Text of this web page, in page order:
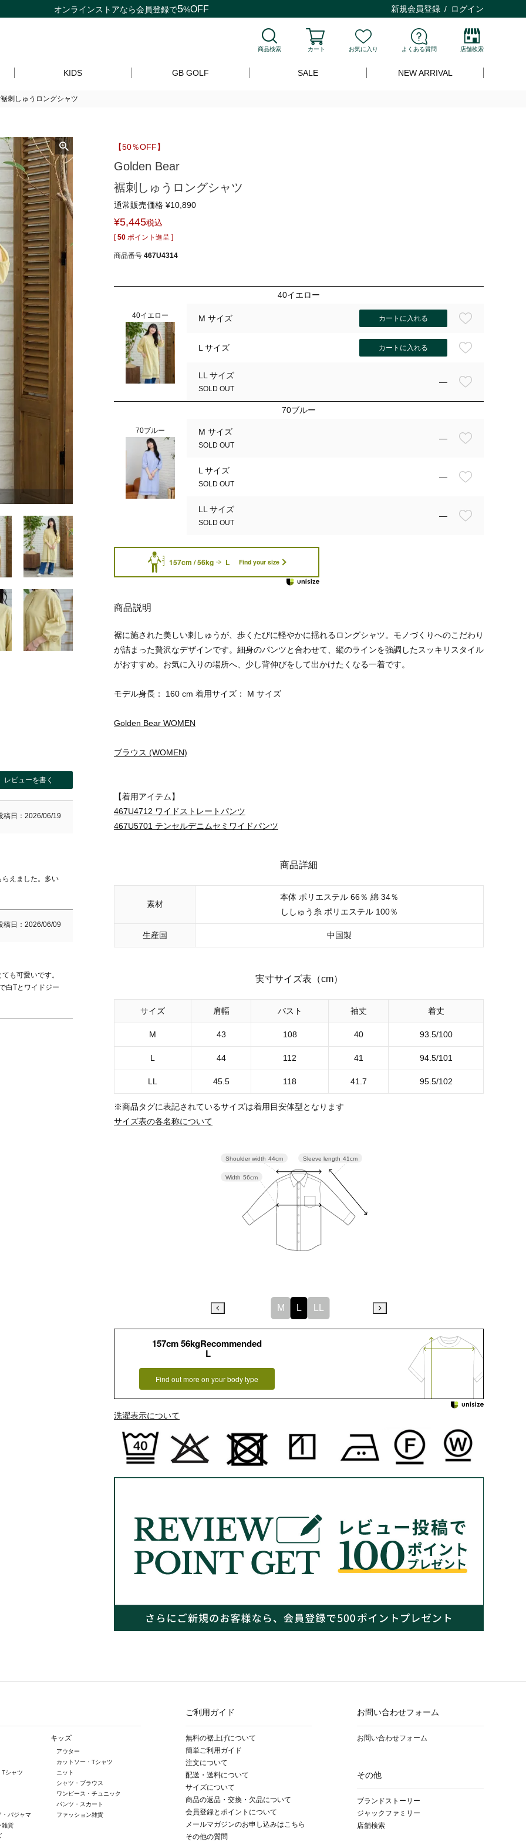
オンラインストアなら会員登録で5%OFF 新規会員登録 ログイン
商品検索 カート お気に入り よくある質問 店舗検索
KIDS GB GOLF SALE NEW ARRIVAL
刺しゅうロングシャツ
稿日 2026/06/19
えました。多い
稿日 2026/06/09
も可愛いです。
白Tとワイドジー
レビューを書く
【50％OFF】
Golden Bear
裾刺しゅうロングシャツ
通常販売価格 ¥10,890
¥5,445税込
[ 50 ポイント進呈 ]
商品番号 467U4314
40イエロー
40イエロー M サイズ カートに入れる
L サイズ カートに入れる
LL サイズ
SOLD OUT
—
70ブルー
70ブルー M サイズ
SOLD OUT
—
L サイズ
SOLD OUT
—
LL サイズ
SOLD OUT
—
157cm / 56kg L Find your size
商品説明
裾に施された美しい刺しゅうが、歩くたびに軽やかに揺れるロングシャツ。モノづくりへのこだわり
が詰まった贅沢なデザインです。細身のパンツと合わせて、縦のラインを強調したスッキリスタイル
がおすすめ。お気に入りの場所へ、少し背伸びをして出かけたくなる一着です。
モデル身長： 160 cm 着用サイズ： M サイズ
Golden Bear WOMEN
ブラウス (WOMEN)
【着用アイテム】
467U4712 ワイドストレートパンツ
467U5701 テンセルデニムセミワイドパンツ
商品詳細
素材
本体 ポリエステル 66％ 綿 34％
ししゅう糸 ポリエステル 100％
生産国 中国製
実寸サイズ表（cm）
サイズ 肩幅 バスト 袖丈 着丈
M 43 108 40 93.5/100
L 44 112 41 94.5/101
LL 45.5 118 41.7 95.5/102
※商品タグに表記されているサイズは着用目安体型となります
サイズ表の各名称について
Sleeve length 41cm
Width 56cm
Shoulder width 44cm
M L
157cm 56kgRecommended
L
Find out more on your body type
洗濯表示について
Tシャツ
パジャマ
雑貨
キッズ
アウター
カットソー・Tシャツ
ニット
シャツ・ブラウス
ワンピース・チュニック
パンツ・スカート
ファッション雑貨
ご利用ガイド
無料の裾上げについて
簡単ご利用ガイド
注文について
配送・送料について
サイズについて
商品の返品・交換・欠品について
会員登録とポイントについて
メールマガジンのお申し込みはこちら
その他の質問
お問い合わせフォーム
お問い合わせフォーム
その他
ブランドストーリー
ジャックファミリー
店舗検索